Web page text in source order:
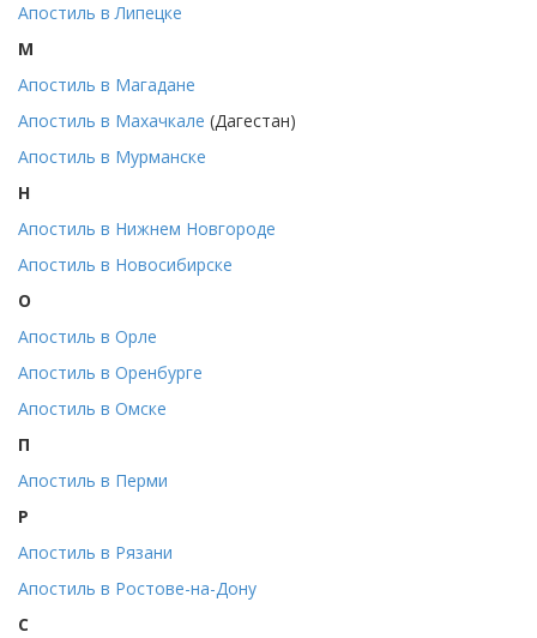
Апостиль в Липецке
М
Апостиль в Магадане
Апостиль в Махачкале (Дагестан)
Апостиль в Мурманске
Н
Апостиль в Нижнем Новгороде
Апостиль в Новосибирске
О
Апостиль в Орле
Апостиль в Оренбурге
Апостиль в Омске
П
Апостиль в Перми
Р
Апостиль в Рязани
Апостиль в Ростове-на-Дону
С